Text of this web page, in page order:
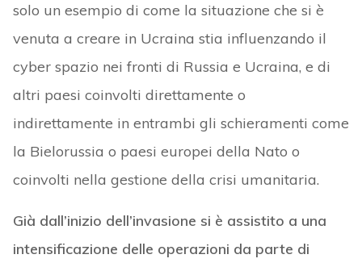
solo un esempio di come la situazione che si è
venuta a creare in Ucraina stia influenzando il
cyber spazio nei fronti di Russia e Ucraina, e di
altri paesi coinvolti direttamente o
indirettamente in entrambi gli schieramenti come
la Bielorussia o paesi europei della Nato o
coinvolti nella gestione della crisi umanitaria.
Già dall’inizio dell’invasione si è assistito a una
intensificazione delle operazioni da parte di